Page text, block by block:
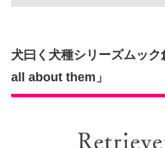
犬曰く犬種シリーズムッ
all about them」